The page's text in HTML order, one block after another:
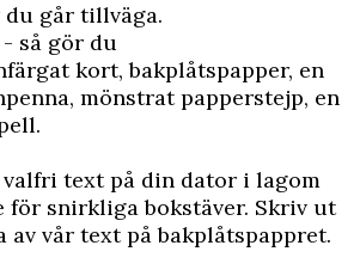
går tillväga.
så gör du
kort, bakplåtspapper, en
mönstrat papperstejp, en
valfri text på din dator i lagom
för snirkliga bokstäver. Skriv ut
vår text på bakplåtspappret.